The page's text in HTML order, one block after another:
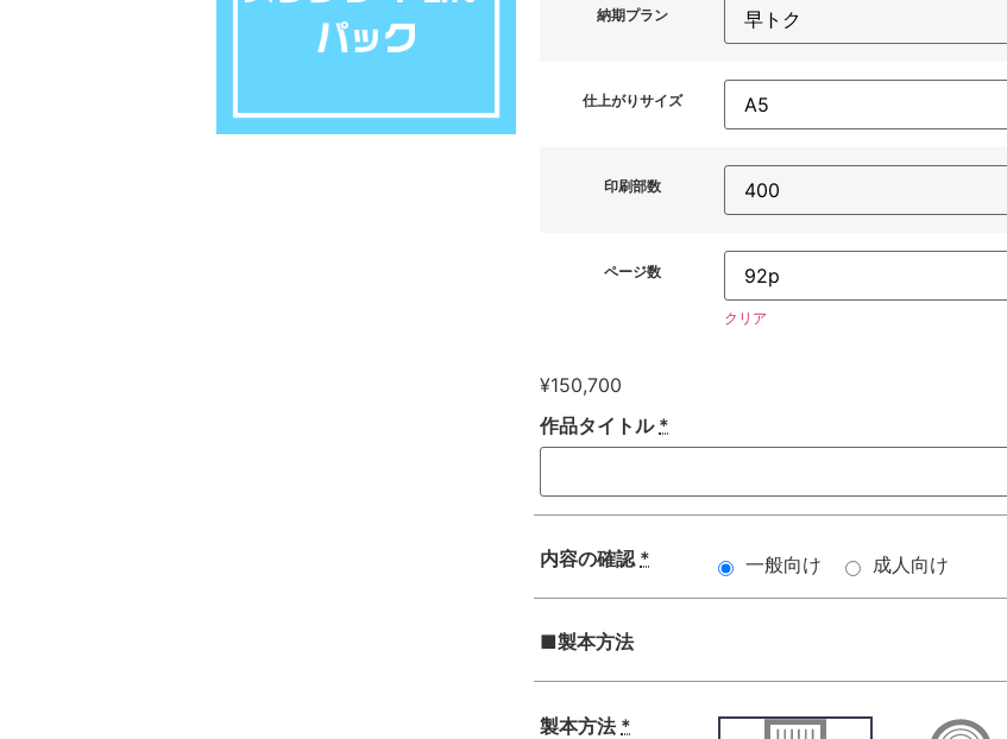
納期プラン
仕上がりサイズ
印刷部数
ページ数
クリア
¥150,700
作品タイトル *
内容の確認 * 一般向け 成人向け
■製本方法
製本方法 *